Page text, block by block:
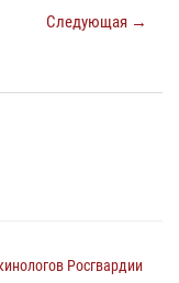
Следующая →
Росгвардии